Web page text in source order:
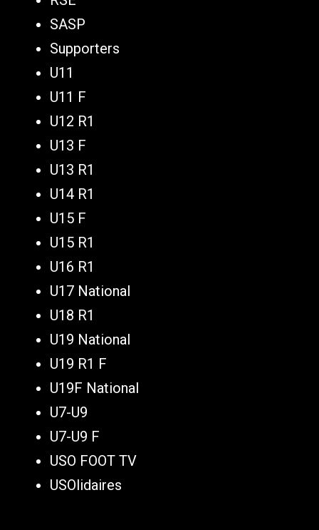
SASP
Supporters
U11
U11 F
U12 R1
U13 F
U13 R1
U14 R1
U15 F
U15 R1
U16 R1
U17 National
U18 R1
U19 National
U19 R1 F
U19F National
U7-U9
U7-U9 F
USO FOOT TV
USOlidaires